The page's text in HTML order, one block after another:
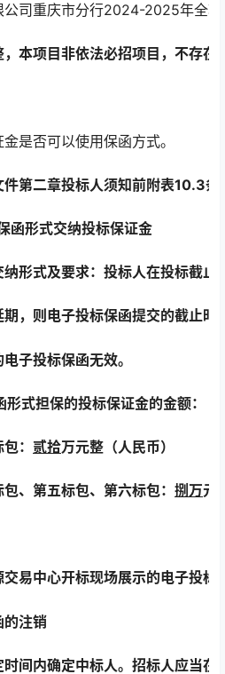
公司重庆市分行2024-2025年全
本项目非依法必招项目，不存在
是否可以使用保函方式。
第二章投标人须知前附表10.3
函形式交纳投标保证金
纳形式及要求：投标人在投标截
，则电子投标保函提交的截止时
子投标保函无效。
式担保的投标保证金的金额：
： 贰拾万元整（人民币）
、第五标包、第六标包： 捌万元
易中心开标现场展示的电子投
的注销
间内确定中标人。招标人应当